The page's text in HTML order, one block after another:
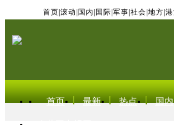
首页 滚动 国内 国际 军事 社会 地方
首页 最新 热点 国内